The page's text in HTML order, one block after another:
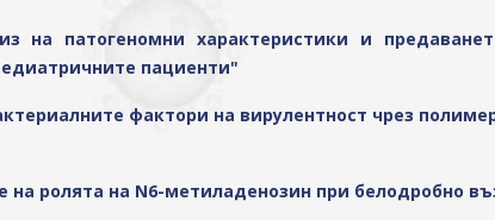
на патогеномни характеристики и
пациенти"
фактори на вирулентност чрез
ролята на N6-метиладенозин при белодробно